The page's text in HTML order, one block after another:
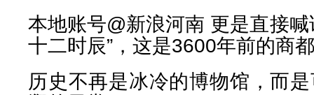
本地账号@新浪河南 更是直接
十二时辰”，这是3600年前的商
历史不再是冰冷的博物馆，而